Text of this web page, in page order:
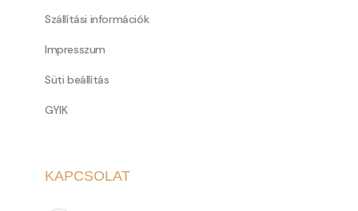
Szállítási információk
Impresszum
Süti beállítás
GYIK
KAPCSOLAT